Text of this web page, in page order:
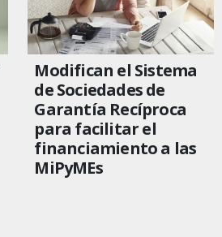
Modifican el Sistema
de Sociedades de
Garantía Recíproca
para facilitar el
financiamiento a las
MiPyMEs